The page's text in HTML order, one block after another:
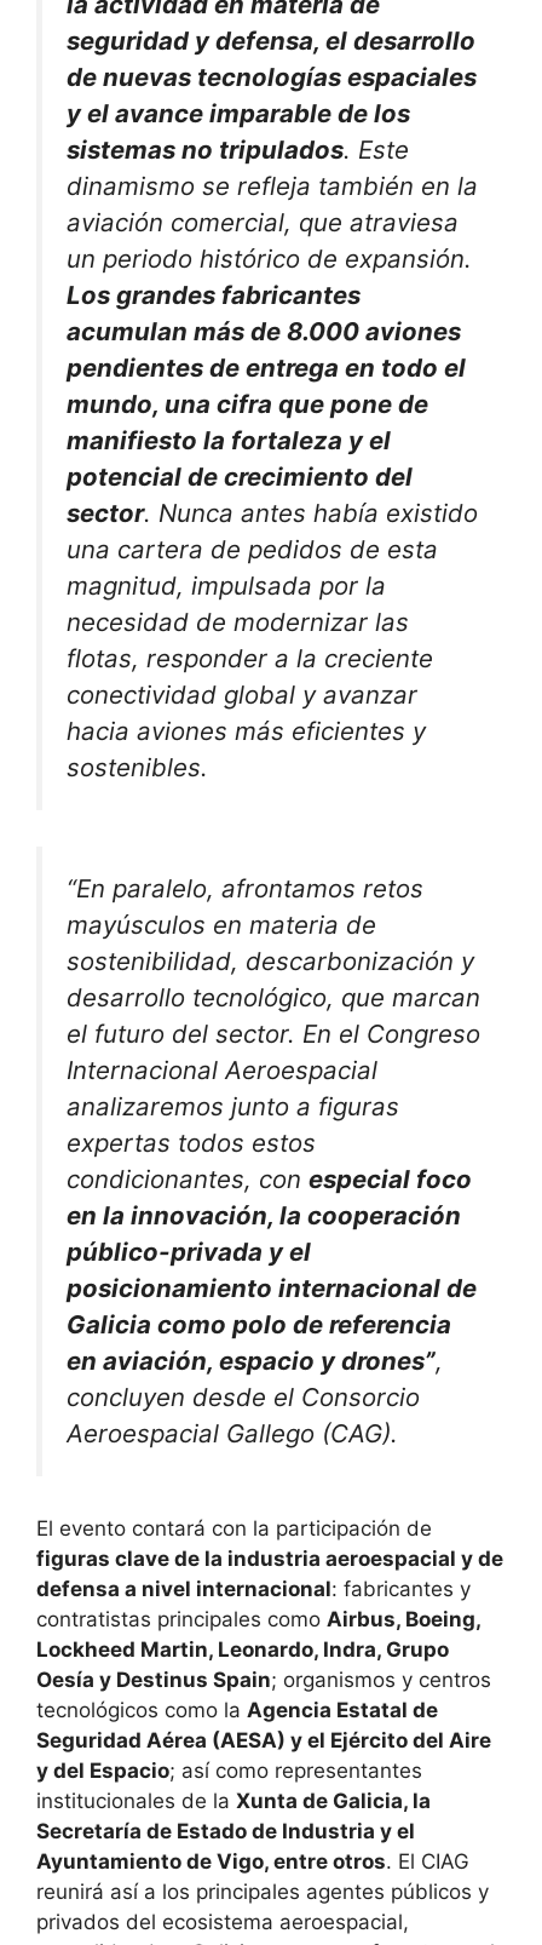
seguridad y defensa, el desarrollo
de nuevas tecnologías espaciales
y el avance imparable de los
sistemas no tripulados. Este
dinamismo se refleja también en la
aviación comercial, que atraviesa
un periodo histórico de expansión.
Los grandes fabricantes
acumulan más de 8.000 aviones
pendientes de entrega en todo el
mundo, una cifra que pone de
manifiesto la fortaleza y el
potencial de crecimiento del
sector. Nunca antes había existido
una cartera de pedidos de esta
magnitud, impulsada por la
necesidad de modernizar las
flotas, responder a la creciente
conectividad global y avanzar
hacia aviones más eficientes y
sostenibles.
“En paralelo, afrontamos retos
mayúsculos en materia de
sostenibilidad, descarbonización y
desarrollo tecnológico, que marcan
el futuro del sector. En el Congreso
Internacional Aeroespacial
analizaremos junto a figuras
expertas todos estos
condicionantes, con especial foco
en la innovación, la cooperación
público-privada y el
posicionamiento internacional de
Galicia como polo de referencia
en aviación, espacio y drones”,
concluyen desde el Consorcio
Aeroespacial Gallego (CAG).
El evento contará con la participación de
figuras clave de la industria aeroespacial y de
defensa a nivel internacional: fabricantes y
contratistas principales como Airbus, Boeing,
Lockheed Martin, Leonardo, Indra, Grupo
Oesía y Destinus Spain; organismos y centros
tecnológicos como la Agencia Estatal de
Seguridad Aérea (AESA) y el Ejército del Aire
y del Espacio; así como representantes
institucionales de la Xunta de Galicia, la
Secretaría de Estado de Industria y el
Ayuntamiento de Vigo, entre otros. El CIAG
reunirá así a los principales agentes públicos y
privados del ecosistema aeroespacial,